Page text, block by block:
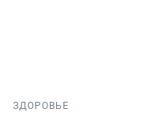
ЗДОРОВЬЕ